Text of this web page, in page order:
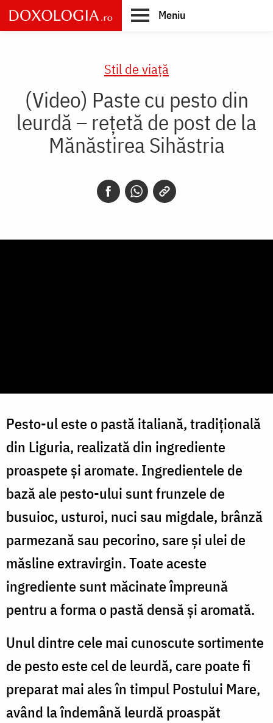
Skip
to
main
Meniu
Stil de viaţă
(Video) Paste cu pesto din
leurdă – rețetă de post de la
Mănăstirea Sihăstria
Pesto-ul este o pastă italiană, tradițională
din Liguria, realizată din ingrediente
proaspete și aromate. Ingredientele de
bază ale pesto-ului sunt frunzele de
busuioc, usturoi, nuci sau migdale, brânză
parmezană sau pecorino, sare și ulei de
măsline extravirgin. Toate aceste
ingrediente sunt măcinate împreună
pentru a forma o pastă densă și aromată.
Unul dintre cele mai cunoscute sortimente
de pesto este cel de leurdă, care poate fi
preparat mai ales în timpul Postului Mare,
având la îndemână leurdă proaspăt